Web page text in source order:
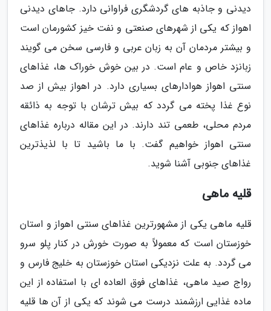
دیدنی و جاذبه های گردشگری فراوانی دارد. جاهای دیدنی
اهواز که یکی از شهرهای صنعتی و نفت خیز کشورمان است
و بیشتر مردمان آن به زبان عربی و فارسی سخن می گویند
زبانزد خاص و عام است. در بین خوش خوراک ها، غذاهای
سنتی اهواز هوادارهای بسیاری دارد. در اهواز بیش از صد
نوع غذا پخته می گردد که بیش ترشان با توجه به ذائقه
مردم محلی، طعمی تند دارند. در این مقاله درباره غذاهای
سنتی اهواز خواهیم گفت. با ما باشید تا با لذیذترین
غذاهای جنوبی آشنا شوید.
قلیه ماهی
قلیه ماهی یکی از مشهورترین غذاهای سنتی اهواز و استان
خوزستان است که معمولاً به صورت خورش در کنار پلو سرو
می گردد. به علت نزدیکی استان خوزستان به خلیج فارس و
رواج صید ماهی، غذاهای فوق العاده ای با استفاده از این
ماده غذایی ارزشمند درست می شوند که یکی از آن ها قلیه